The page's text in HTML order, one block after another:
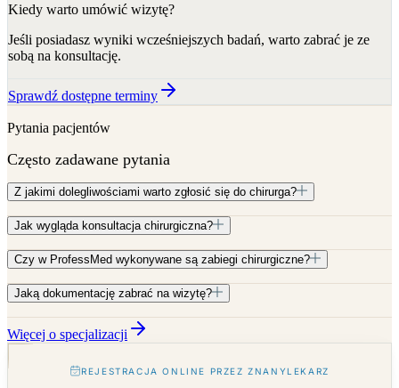
Kiedy warto umówić wizytę?
Jeśli posiadasz wyniki wcześniejszych badań, warto zabrać je ze
sobą na konsultację.
Sprawdź dostępne terminy
Pytania pacjentów
Często zadawane pytania
Z jakimi dolegliwościami warto zgłosić się do chirurga?
Jak wygląda konsultacja chirurgiczna?
Czy w ProfessMed wykonywane są zabiegi chirurgiczne?
Jaką dokumentację zabrać na wizytę?
Więcej o specjalizacji
REJESTRACJA ONLINE PRZEZ ZNANYLEKARZ